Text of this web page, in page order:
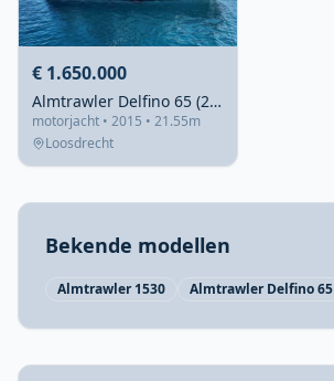
€ 1.650.000
Almtrawler Delfino 65 (2015) – Zeegaand met 4 hutten
motorjacht • 2015 • 21.55m
Loosdrecht
Bekende modellen
Almtrawler 1530 Almtrawler Delfino 65